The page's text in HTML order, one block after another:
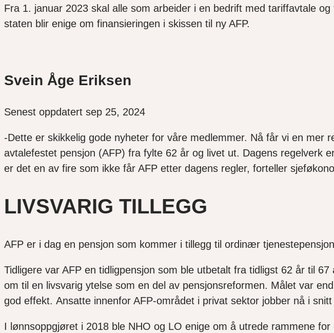
Fra 1. januar 2023 skal alle som arbeider i en bedrift med tariffavtale
staten blir enige om finansieringen i skissen til ny AFP.
Svein Åge Eriksen
Senest oppdatert sep 25, 2024
-Dette er skikkelig gode nyheter for våre medlemmer. Nå får vi en
avtalefestet pensjon (AFP) fra fylte 62 år og livet ut. Dagens regelverk
er det en av fire som ikke får AFP etter dagens regler, forteller
LIVSVARIG TILLEGG
AFP er i dag en pensjon som kommer i tillegg til ordinær
Tidligere var AFP en tidligpensjon som ble utbetalt fra tidligst 62 år til
om til en livsvarig ytelse som en del av pensjonsreformen. Målet var
god effekt. Ansatte innenfor AFP-området i privat sektor jobber nå i
I lønnsoppgjøret i 2018 ble NHO og LO enige om å utrede rammene